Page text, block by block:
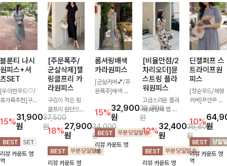
블룬티 나시
원피스+셔
츠SET
[우아한무드🤍/
휴가룩추천]구
소재의 나시원피
스+셔츠 조합으
로 코디 걱정없
이 여성스럽고
편안하게 즐길
수 있는 아이템
15%31,900
원
37,500
원
리뷰 카운트 영
역
[주문폭주/
군살삭제]젤
링클프리 카
라원피스
구김이 적은 링
클프리 원단으로
항상 깔끔하게
착용 가능하며
일자로 떨어지는
넉넉한 핏으로
군살을 완벽히
커버해주는 원피
18%27,900
원
34,000
원
리뷰 카운트 영
롬셔링배색
카라원피스
[군살커버💕/주
문폭주]배색 카
패턴으로 캐주얼
한 무드를 더한
롱 원피스 🖤 셔
링 디테일과 쫀
쫀한 스판 소재
로 편안하면서도
15%32,900
원
38,700
원
리뷰 카운트 영
역
[비율만점/2
차리오더]뮨
스트링 플라
워원피스
고급스러운 플라
워 패턴과 랩 디
자인으로 여성스
러우면서 세련된
분위기를 더해주
며 스트링이 내
장되어있어 슬림
하게 핏을 조절
12%32,400
원
36,800
원
리뷰 카운트 영
딘젤퍼프 스
트라이프원
피스
[청순무드/체형
커버]꾸안꾸 무
볍고 산뜻한 착
용감으로 여름
내내 손이 자주
가는 원피스예
요- 은은한 스트
라이프 패턴과
10%원
리뷰 카운트 영
역